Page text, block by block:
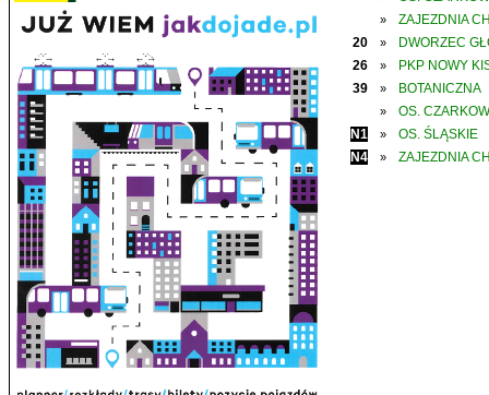
»
ZAJEZDNIA
20
»
DWORZEC
26
»
PKP NOWY
39
» BOTANICZNA
»
OS.
N1
»
OS. ŚLĄSKIE
N4
» ZAJEZDNIA